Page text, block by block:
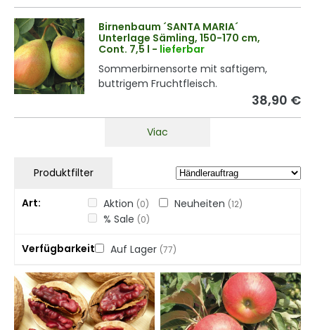
Birnenbaum ´SANTA MARIA´
Unterlage Sämling, 150-170 cm,
Cont. 7,5 l - lieferbar
Sommerbirnensorte mit saftigem,
buttrigem Fruchtfleisch.
38,90 €
Viac
Produktfilter
Art Aktion (0) Neuheiten (12)
% Sale (0)
Verfügbarkeit Auf Lager (77)